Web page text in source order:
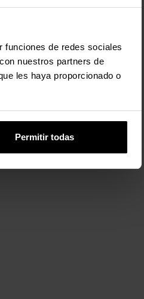
funciones de redes sociales
nuestros partners de
les haya proporcionado o
Permitir todas